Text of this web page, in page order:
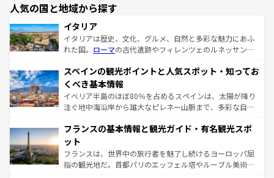
人気の国と地域から探す
イタリア
イタリアは歴史、文化、グルメ、自然と多彩な魅力にあふ
れた国。 ローマの古代遺跡やフィレンツェのルネッサンス
ろん、トスカーナの美しい田園風景やアマルフィ海岸の絶
景など、自然景観も見逃せない。観光の合間には、本場の
ピザやパスタなど、絶品のイタリア料理を堪能することも
できる。朝目覚めてから夜眠るまで、すべての瞬間を楽し
なお、新着のイタリア情報はコンテンツ一覧を参照してほ
しい。
スペインの観光ポイントと人気スポット・知ってお
くべき基本情報
イベリア半島のほぼ80％を占めるスペインは、太陽が降り
注ぐ地中海沿岸から雄大なピレネー山脈まで、多彩な自然
文化が根付くこの国では、情熱的なフラメンコ、熱気あふ
れる闘牛、そして美味しいタパスが生活の一部となってい
る。首都マドリードの洗練された雰囲気や、バルセロナの
アートに溢れた街角から、地方では古代ローマ遺跡や中世
フランスの基本情報と観光ガイド・有名観光スポ
ット
フランスは、世界中の旅行者を魅了し続けるヨーロッパ屈
指の観光地だ。首都パリのエッフェル塔やルーブル美術館